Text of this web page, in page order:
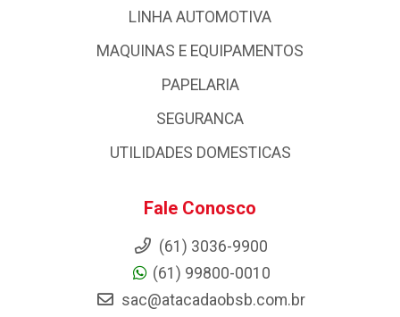
LINHA AUTOMOTIVA
MAQUINAS E EQUIPAMENTOS
PAPELARIA
SEGURANCA
UTILIDADES DOMESTICAS
Fale Conosco
(61) 3036-9900
(61) 99800-0010
sac@atacadaobsb.com.br